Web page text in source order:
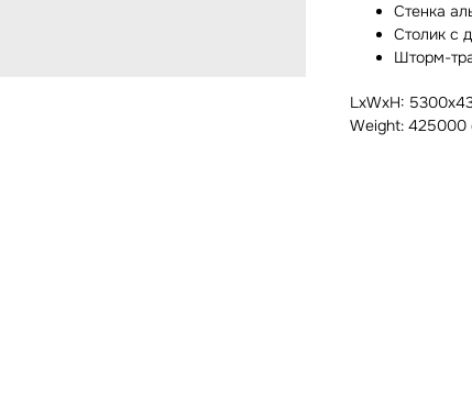
Стенка
Столик с
Шторм-
LxWxH:
Weight: 425000